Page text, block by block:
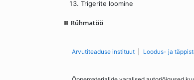
Trigerite loomine
Rühmatöö
Arvutiteaduse instituut Loodus- ja